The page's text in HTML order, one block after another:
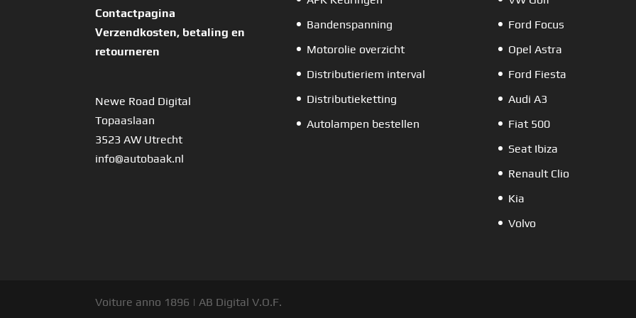
Contactpagina
Verzendkosten, betaling en
retourneren
Newe Road Digital
Topaaslaan
3523 AW Utrecht
info@autobaak.nl
Bandenspanning
Motorolie overzicht
Distributieriem interval
Distributieketting
Autolampen bestellen
Ford Focus
Opel Astra
Ford Fiesta
Audi A3
Fiat 500
Seat Ibiza
Renault Clio
Kia
Volvo
Voiture anno 1896 | AB Digital V.O.F.